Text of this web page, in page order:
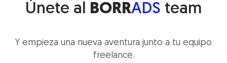
Únete al BORRADS team
Y empieza una nueva aventura junto a tu equipo
freelance.